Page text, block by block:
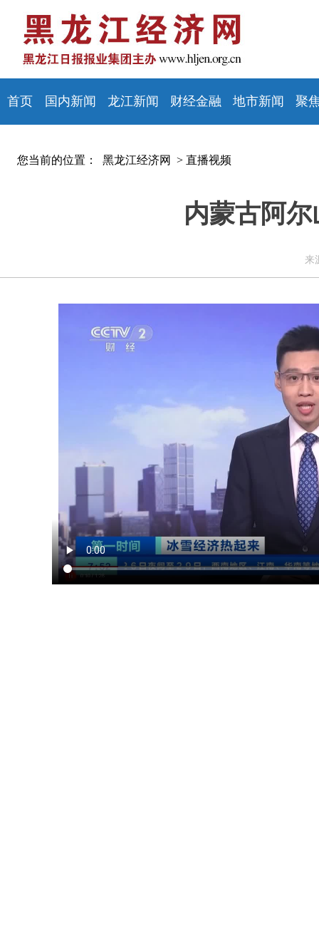
首页 国内新闻 龙江新闻 财经金融 地市新闻 聚
您当前的位置： 黑龙江经济网 > 直播视频
内蒙古阿
来